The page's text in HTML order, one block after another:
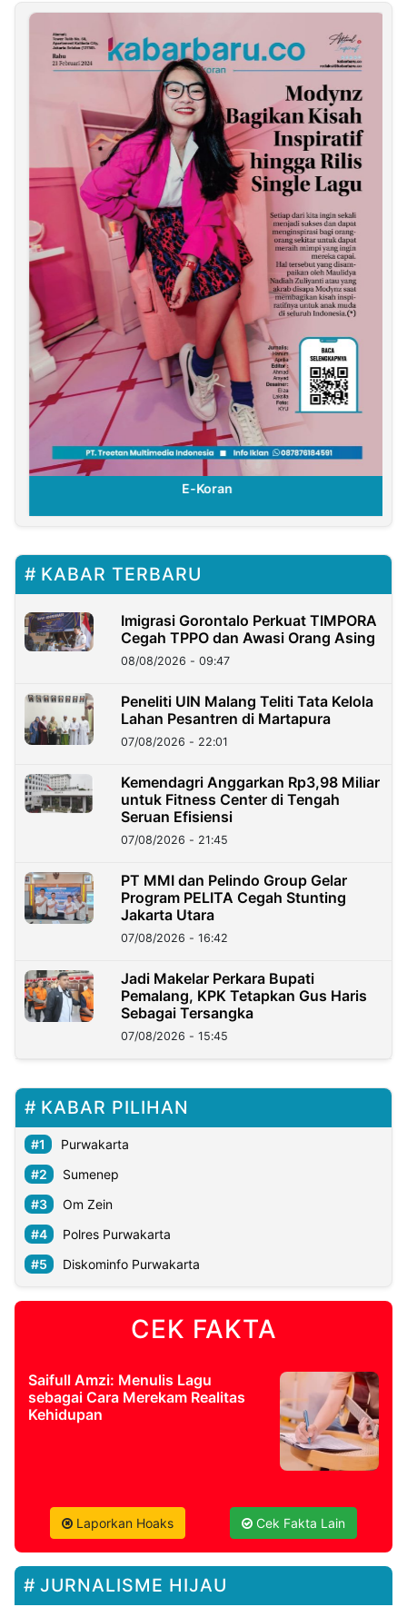
E-Koran
KABAR TERBARU
Imigrasi Gorontalo Perkuat TIMPORA
Cegah TPPO dan Awasi Orang Asing
08/08/2026 - 09:47
Peneliti UIN Malang Teliti Tata Kelola
Lahan Pesantren di Martapura
07/08/2026 - 22:01
Kemendagri Anggarkan Rp3,98 Miliar
untuk Fitness Center di Tengah
Seruan Efisiensi
07/08/2026 - 21:45
PT MMI dan Pelindo Group Gelar
Program PELITA Cegah Stunting
Jakarta Utara
07/08/2026 - 16:42
Jadi Makelar Perkara Bupati
Pemalang, KPK Tetapkan Gus Haris
Sebagai Tersangka
07/08/2026 - 15:45
KABAR PILIHAN
Purwakarta
Sumenep
Om Zein
Polres Purwakarta
Diskominfo Purwakarta
CEK FAKTA
Saifull Amzi: Menulis Lagu
sebagai Cara Merekam Realitas
Kehidupan
Laporkan Hoaks Cek Fakta Lain
JURNALISME HIJAU